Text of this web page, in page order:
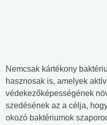
Nemcsak kártékony
hasznosak is, amelyek
védekezőképességének
szedésének az a célja,
okozó baktériumok